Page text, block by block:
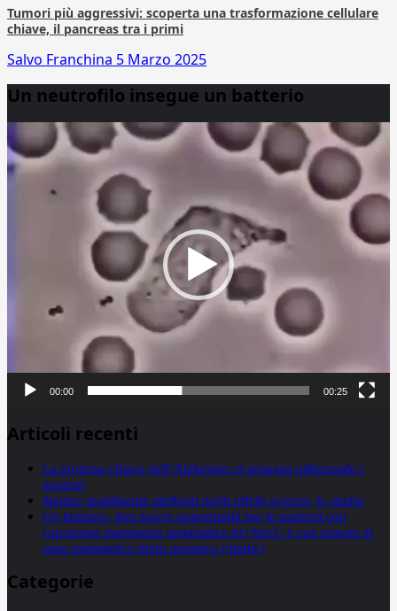
Tumori più aggressivi: scoperta una trasformazione cellulare
chiave, il pancreas tra i primi
Salvo Franchina 5 Marzo 2025
Un neutrofilo insegue un batterio
Player
00:00 00:25
Articoli recenti
La proteina chiave dell’Alzheimer si propaga utilizzando i
neuroni
Statine: inutilmente attribuiti molti effetti avversi, lo studio
Un farmaco, due nuove opportunità per le pazienti con
carcinoma mammario metastatico hr+/her2- e con tumore al
seno metastatico triplo negativo (mtnbc)
Categorie